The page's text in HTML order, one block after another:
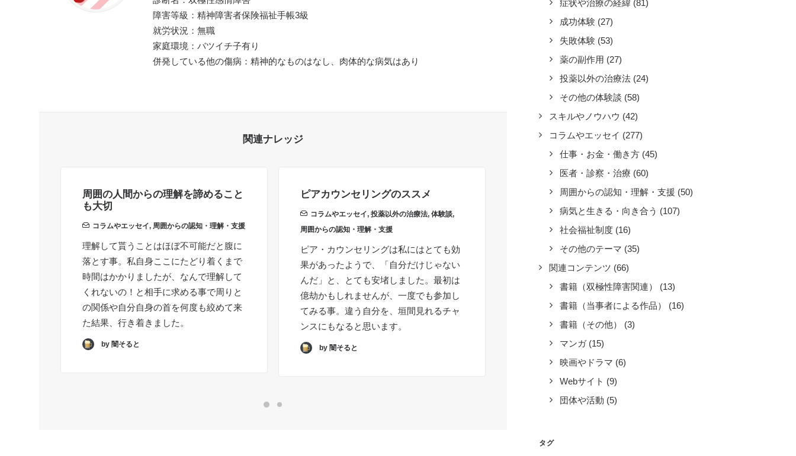
障害等級：精神障害者保険福祉手帳3級
就労状況：無職
家庭環境：バツイチ子有り
併発している他の傷病：精神的なものはなし、肉体的な病気はあり
関連ナレッジ
周囲の人間からの理解を諦めること
も大切
コラムやエッセイ, 周囲からの認知・理解・支援
理解して貰うことはほぼ不可能だと腹に
落とす事。私自身ここにたどり着くまで
時間はかかりましたが、なんで理解して
くれないの！と相手に求める事で周りと
の関係や自分自身の首を何度も絞めて来
た結果、行き着きました。
by 闇そると
ピアカウンセリングのススメ
コラムやエッセイ, 投薬以外の治療法, 体験談,
周囲からの認知・理解・支援
ピア・カウンセリングは私にはとても効
果があったようで、「自分だけじゃない
んだ」と、とても安堵しました。最初は
億劫かもしれませんが、一度でも参加し
てみる事。違う自分を、垣間見れるチャ
ンスにもなると思います。
by 闇そると
職場へのカミングアウトが上手く行
き、働きやすくなった
コラムやエッセイ, 体験談,
頃に、会社に自分の病気についてぶっち
ゃけました。
Read more
by CH3COOH
症状や治療の経緯 (81)
成功体験 (27)
失敗体験 (53)
薬の副作用 (27)
投薬以外の治療法 (24)
その他の体験談 (58)
スキルやノウハウ (42)
コラムやエッセイ (277)
仕事・お金・働き方 (45)
医者・診察・治療 (60)
周囲からの認知・理解・支援 (50)
病気と生きる・向き合う (107)
社会福祉制度 (16)
その他のテーマ (35)
関連コンテンツ (66)
書籍（双極性障害関連）
(13)
書籍（当事者による作品）
(16)
書籍（その他）
(3)
マンガ (15)
映画やドラマ (6)
Webサイト (9)
団体や活動 (5)
タグ